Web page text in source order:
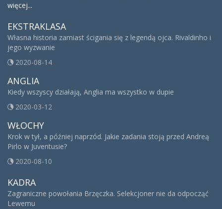
więcej...
EKSTRAKLASA
Własna historia zamiast ścigania się z legendą ojca. Rivaldinho i
jego wyzwanie
2020-08-14
ANGLIA
Kiedy wszyscy działają, Anglia ma wszystko w dupie
2020-03-12
WŁOCHY
Krok w tył, a później naprzód. Jakie zadania stoją przed Andreą
Pirlo w Juventusie?
2020-08-10
KADRA
Zagraniczne powołania Brzęczka. Selekcjoner nie da odpocząć
Lewemu